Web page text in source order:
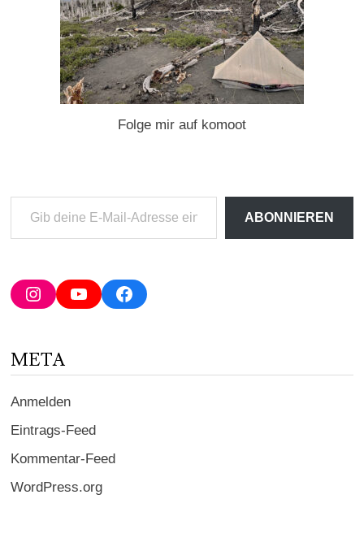
Folge mir auf komoot
deine
Adresse
ein ...
ABONNIEREN
InstagramYouTubeFacebook
META
Anmelden
Eintrags-Feed
Kommentar-Feed
WordPress.org